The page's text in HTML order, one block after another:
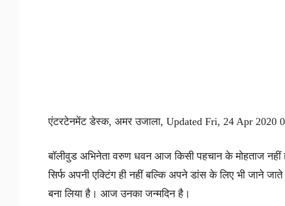
एंटरटेनमेंट डेस्क, अमर उजाला, Updated Fri, 24 Apr 2020
बॉलीवुड अभिनेता वरुण धवन आज किसी पहचान के मोहताज
सिर्फ अपनी एक्टिंग ही नहीं बल्कि अपने डांस के लिए भी जाने
बना लिया है। आज उनका जन्मदिन है।